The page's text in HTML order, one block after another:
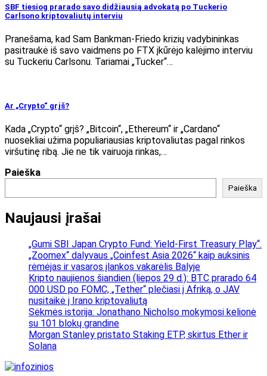
SBF tiesiog prarado savo didžiausią advokatą po Tuckerio
Carlsono kriptovaliutų interviu
Pranešama, kad Sam Bankman-Friedo krizių vadybininkas
pasitraukė iš savo vaidmens po FTX įkūrėjo kalėjimo interviu
su Tuckeriu Carlsonu. Tariamai „Tucker“…
Ar „Crypto“ grįš?
Kada „Crypto“ grįš? „Bitcoin“, „Ethereum“ ir „Cardano“
nuosekliai užima populiariausias kriptovaliutas pagal rinkos
viršutinę ribą. Jie ne tik vairuoja rinkas,…
Paieška
Paieška
Naujausi įrašai
„Gumi SBI Japan Crypto Fund: Yield-First Treasury Play“.
„Zoomex“ dalyvaus „Coinfest Asia 2026“ kaip auksinis
rėmėjas ir vasaros įlankos vakarėlis Balyje
Kripto naujienos šiandien (liepos 29 d.): BTC prarado 64
000 USD po FOMC, „Tether“ plečiasi į Afriką, o JAV
nusitaikė į Irano kriptovaliutą
Sėkmės istorija: Jonathano Nicholso mokymosi kelionė
su 101 blokų grandine
Morgan Stanley pristato Staking ETP, skirtus Ether ir
Solana